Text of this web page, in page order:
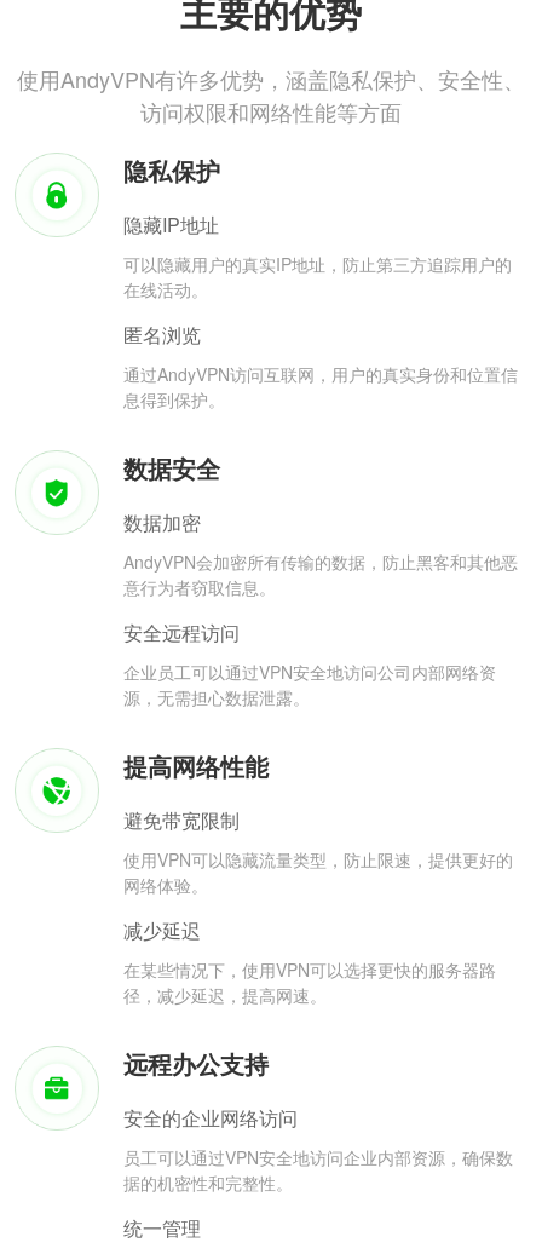
主要的优势
使用AndyVPN有许多优势，涵盖隐私保护、安全性、
访问权限和网络性能等方面
隐私保护
隐藏IP地址
可以隐藏用户的真实IP地址，防止第三方追踪用户的
在线活动。
匿名浏览
通过AndyVPN访问互联网，用户的真实身份和位置信
息得到保护。
数据安全
数据加密
AndyVPN会加密所有传输的数据，防止黑客和其他恶
意行为者窃取信息。
安全远程访问
企业员工可以通过VPN安全地访问公司内部网络资
源，无需担心数据泄露。
提高网络性能
避免带宽限制
使用VPN可以隐藏流量类型，防止限速，提供更好的
网络体验。
减少延迟
在某些情况下，使用VPN可以选择更快的服务器路
径，减少延迟，提高网速。
远程办公支持
安全的企业网络访问
员工可以通过VPN安全地访问企业内部资源，确保数
据的机密性和完整性。
统一管理